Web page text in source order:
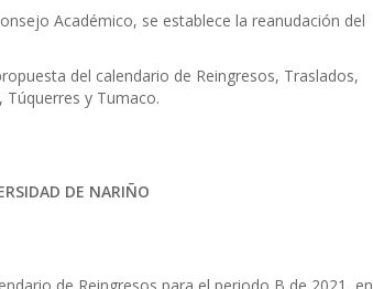
Académico, se establece la reanudación del
del calendario de Reingresos, Traslados,
Túquerres y Tumaco.
DE NARIÑO